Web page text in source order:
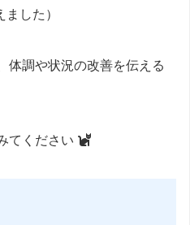
ました）
体調や状況の改善を伝える
てください